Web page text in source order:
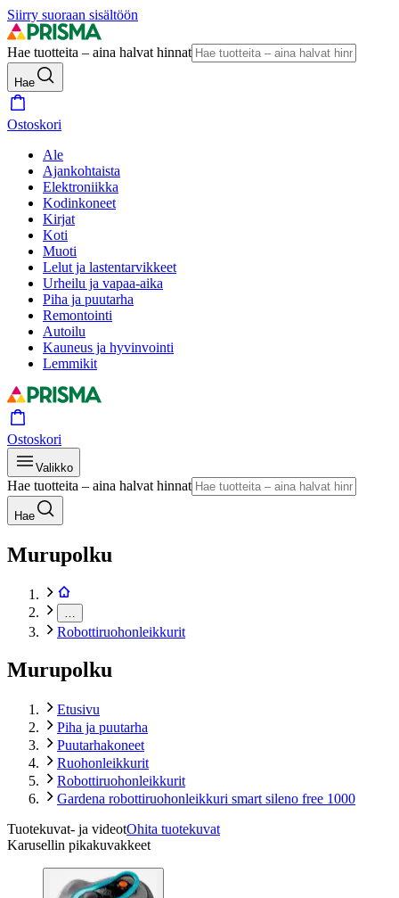
Siirry suoraan sisältöön
Hae tuotteita – aina halvat hinnat
Hae
Ostoskori
Ale
Ajankohtaista
Elektroniikka
Kodinkoneet
Kirjat
Koti
Muoti
Lelut ja lastentarvikkeet
Urheilu ja vapaa-aika
Piha ja puutarha
Remontointi
Autoilu
Kauneus ja hyvinvointi
Lemmikit
Ostoskori
Valikko
Hae tuotteita – aina halvat hinnat
Hae
Murupolku
Robottiruohonleikkurit
Murupolku
Etusivu
Piha ja puutarha
Puutarhakoneet
Ruohonleikkurit
Robottiruohonleikkurit
Gardena robottiruohonleikkuri smart sileno free 1000
Tuotekuvat- ja videotOhita tuotekuvat
Karusellin pikakuvakkeet